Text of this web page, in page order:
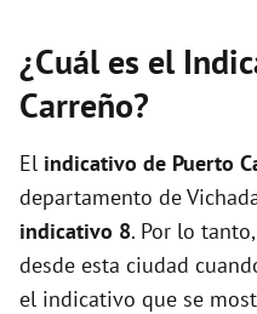
¿Cuál es el
Carreño?
El indicativo de Puerto
departamento de
indicativo 8. Por lo
desde esta ciudad
el indicativo que se